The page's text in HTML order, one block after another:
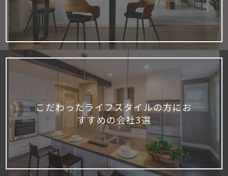
こだわったライフスタイルの方にお
すすめの会社3選